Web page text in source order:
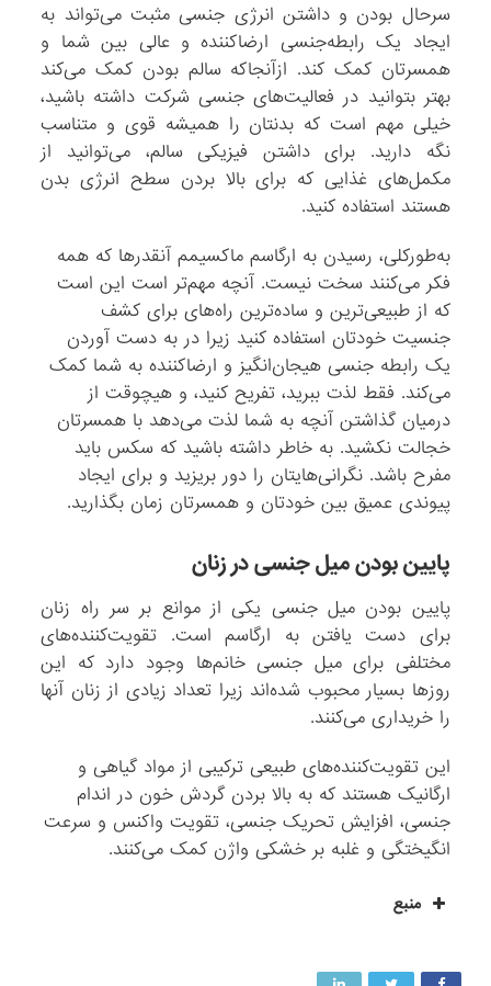
سرحال بودن و داشتن انرژی جنسی مثبت می‌تواند به
ایجاد یک رابطه‌جنسی ارضاکننده و عالی بین شما و
همسرتان کمک کند. ازآنجاکه سالم بودن کمک می‌کند
بهتر بتوانید در فعالیت‌های جنسی شرکت داشته باشید،
خیلی مهم است که بدنتان را همیشه قوی و متناسب
نگه دارید. برای داشتن فیزیکی سالم، می‌توانید از
مکمل‌های غذایی که برای بالا بردن سطح انرژی بدن
هستند استفاده کنید.
به‌طورکلی، رسیدن به ارگاسم ماکسیمم آنقدرها که همه
فکر می‌کنند سخت نیست. آنچه مهم‌تر است این است
که از طبیعی‌ترین و ساده‌ترین راه‌های برای کشف
جنسیت خودتان استفاده کنید زیرا در به دست آوردن
یک رابطه جنسی هیجان‌انگیز و ارضاکننده به شما کمک
می‌کند. فقط لذت ببرید، تفریح کنید، و هیچوقت از
درمیان گذاشتن آنچه به شما لذت می‌دهد با همسرتان
خجالت نکشید. به خاطر داشته باشید که سکس باید
مفرح باشد. نگرانی‌هایتان را دور بریزید و برای ایجاد
پیوندی عمیق بین خودتان و همسرتان زمان بگذارید.
پایین بودن میل جنسی در زنان
پایین بودن میل جنسی یکی از موانع بر سر راه زنان
برای دست یافتن به ارگاسم است. تقویت‌کننده‌های
مختلفی برای میل جنسی خانم‌ها وجود دارد که این
روزها بسیار محبوب شده‌اند زیرا تعداد زیادی از زنان آنها
را خریداری می‌کنند.
این تقویت‌کننده‌های طبیعی ترکیبی از مواد گیاهی و
ارگانیک هستند که به بالا بردن گردش خون در اندام
جنسی، افزایش تحریک جنسی، تقویت واکنس و سرعت
انگیختگی و غلبه بر خشکی واژن کمک می‌کنند.
منبع